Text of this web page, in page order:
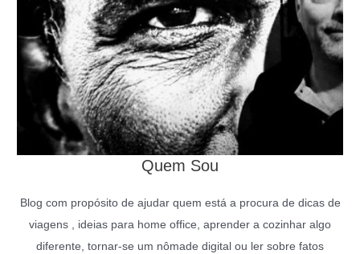
Quem Sou
Blog com propósito de ajudar quem está a procura de dicas de
viagens , ideias para home office, aprender a cozinhar algo
diferente, tornar-se um nômade digital ou ler sobre fatos